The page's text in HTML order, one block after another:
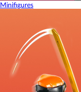
Minifigures